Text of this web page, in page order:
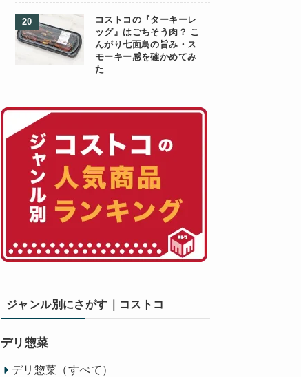
コストコの『ターキーレ
ッグ』はごちそう肉？ こ
んがり七面鳥の旨み・ス
モーキー感を確かめてみ
た
ジャンル別にさがす｜コストコ
デリ惣菜
デリ惣菜（すべて）